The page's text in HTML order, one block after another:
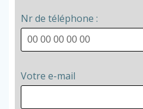
Nr de téléphone :
Votre e-mail